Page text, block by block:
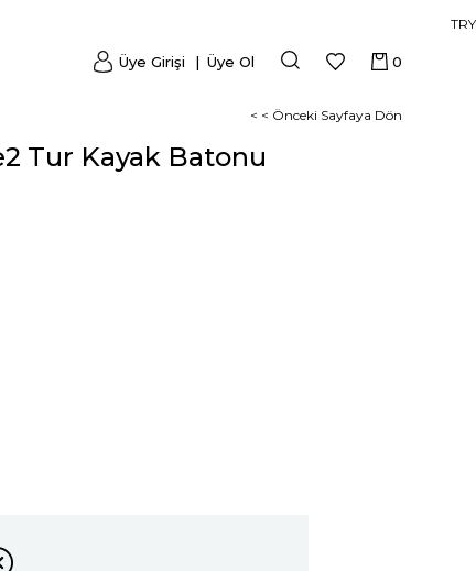
TRY
0
Üye Girişi Üye Ol
< < Önceki Sayfaya Dön
Tur Kayak Batonu